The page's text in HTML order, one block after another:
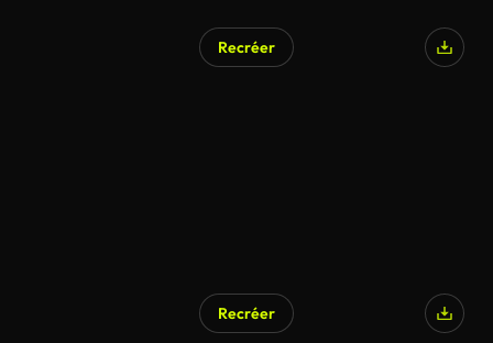
Recréer
Recréer